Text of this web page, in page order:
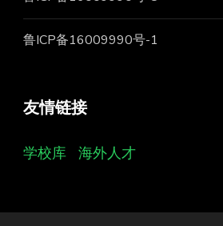
鲁ICP备16009990号-1
友情链接
学校库 海外人才